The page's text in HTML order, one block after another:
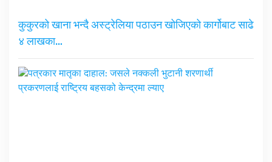
कुकुरको खाना भन्दै अस्ट्रेलिया पठाउन खोजिएको कार्गोबाट साढे
४ लाखका…